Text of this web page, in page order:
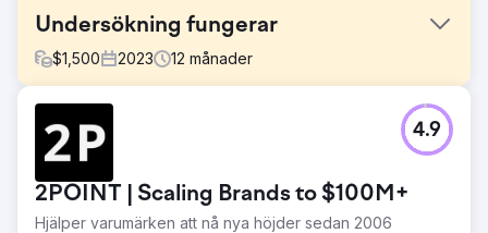
Undersökning fungerar
$1,500 2023 12 månader
Mun-till-mun marknadsföring och hänvisningar hade
fungerat bra för att få in nya affärer, men det var inte
tillräckligt för att hjälpa Survey Works att expandera. Det
fanns flera rutinerade konkurrenter med många
recensioner som aktivt investerade i SEO.
2POINT | Scaling Brands to $100M+
Hjälper varumärken att nå nya höjder sedan 2006
4.9